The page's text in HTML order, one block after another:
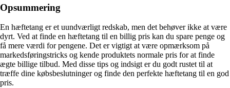
Opsummering
En hæftetang er et uundværligt redskab, men det behøver ikke at være
dyrt. Ved at finde en hæftetang til en billig pris kan du spare penge og
få mere værdi for pengene. Det er vigtigt at være opmærksom på
markedsføringstricks og kende produktets normale pris for at finde
ægte billige tilbud. Med disse tips og indsigt er du godt rustet til at
træffe dine købsbeslutninger og finde den perfekte hæftetang til en god
pris.